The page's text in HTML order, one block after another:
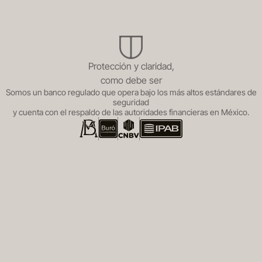
Protección y claridad,
como debe ser
Somos un banco regulado que opera bajo los más altos estándares de
seguridad
y cuenta con el respaldo de las autoridades financieras en México.